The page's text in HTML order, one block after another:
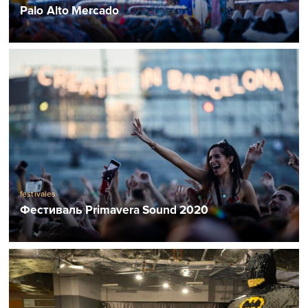
Palo Alto Mercado
festivales
Фестиваль Primavera Sound 2020